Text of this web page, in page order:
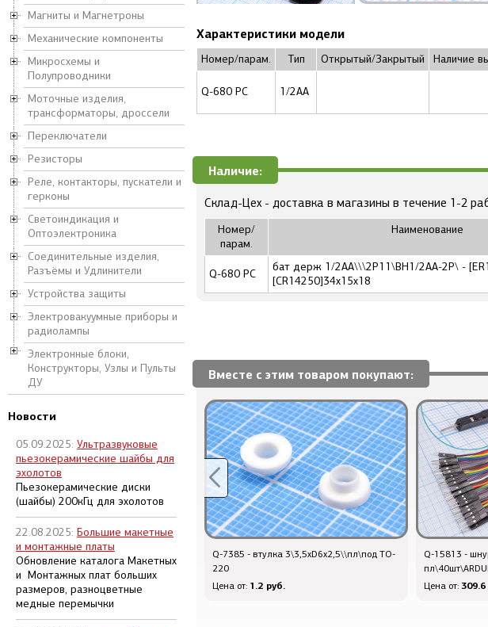
Магниты и Магнетроны
Механические компоненты
Микросхемы и
Полупроводники
Моточные изделия,
трансформаторы, дроссели
Переключатели
Резисторы
Реле, контакторы, пускатели и
герконы
Светоиндикация и
Оптоэлектроника
Соединительные изделия,
Разъёмы и Удлинители
Устройства защиты
Электровакуумные приборы и
радиолампы
Электронные блоки,
Конструкторы, Узлы и Пульты
ДУ
Новости
05.09.2025: Ультразвуковые
пьезокерамические шайбы для
эхолотов
Пьезокерамические диски
(шайбы) 200кГц для эхолотов
22.08.2025: Большие макетные
и монтажные платы
Обновление каталога Макетных
и Монтажных плат больших
размеров, разноцветные
медные перемычки
Характеристики модели
Номер/парам. Тип Открытый/Закрытый Наличие
Q-680 PC 1/2AA
Наличие:
Склад-Цех - доставка в магазины в течение 1-2
Номер/
парам.
Наименование
Q-680 PC
бат держ 1/2AA\\\2P11\BH1/2AA-2P\ -
[CR14250]34x15x18
Вместе с этим товаром покупают:
изол труб\ 1,0\t-усад\чер
Цена от:13.2 руб.
Q-7385 - втулка 3\3,5xD6x2,5\\пл\под TO-
220
Цена от: 1.2 руб.
Q-15813 -
Цена от: 309.6